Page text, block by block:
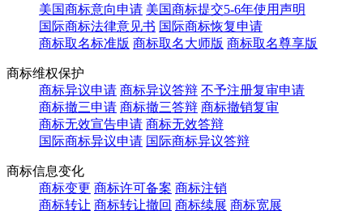
美国商标意向申请 美国商标提交5-6年使用声明
国际商标法律意见书 国际商标恢复申请
商标取名标准版 商标取名大师版 商标取名尊享版
商标维权保护
商标异议申请 商标异议答辩 不予注册复审申请
商标撤三申请 商标撤三答辩 商标撤销复审
商标无效宣告申请 商标无效答辩
国际商标异议申请 国际商标异议答辩
商标信息变化
商标变更 商标许可备案 商标注销
商标转让 商标转让撤回 商标续展 商标宽展